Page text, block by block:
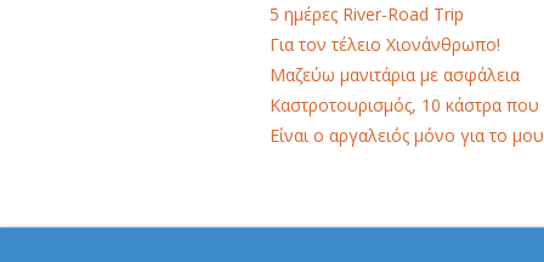
5 ημέρες River-Road Trip
Για τον τέλειο Χιονάνθρωπο!
Μαζεύω μανιτάρια με ασφάλεια
Καστροτουρισμός, 10 κάστρα
Είναι ο αργαλειός μόνο για το